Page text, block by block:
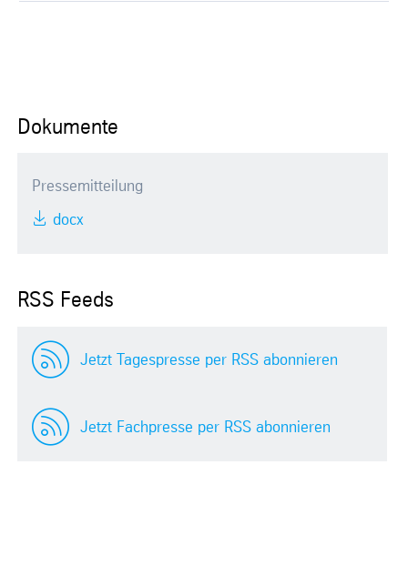
Dokumente
Pressemitteilung
docx
RSS Feeds
Jetzt Tagespresse per RSS abonnieren
Jetzt Fachpresse per RSS abonnieren